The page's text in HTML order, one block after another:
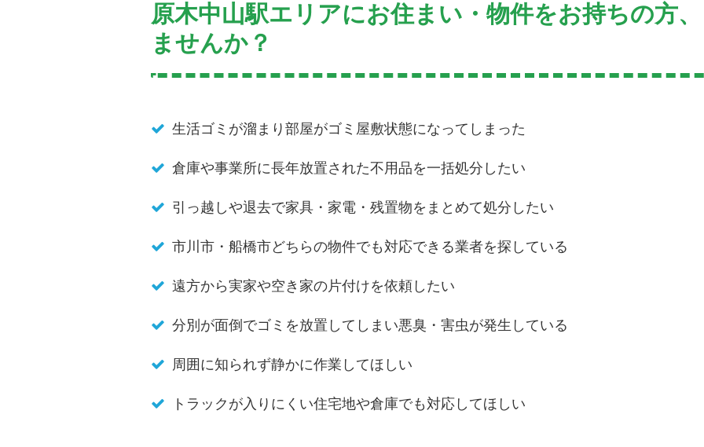
原木中山駅エリアにお住まい・物件をお持ちの方
ませんか？
生活ゴミが溜まり部屋がゴミ屋敷状態になってしまった
倉庫や事業所に長年放置された不用品を一括処分したい
引っ越しや退去で家具・家電・残置物をまとめて処分したい
市川市・船橋市どちらの物件でも対応できる業者を探している
遠方から実家や空き家の片付けを依頼したい
分別が面倒でゴミを放置してしまい悪臭・害虫が発生している
周囲に知られず静かに作業してほしい
トラックが入りにくい住宅地や倉庫でも対応してほしい